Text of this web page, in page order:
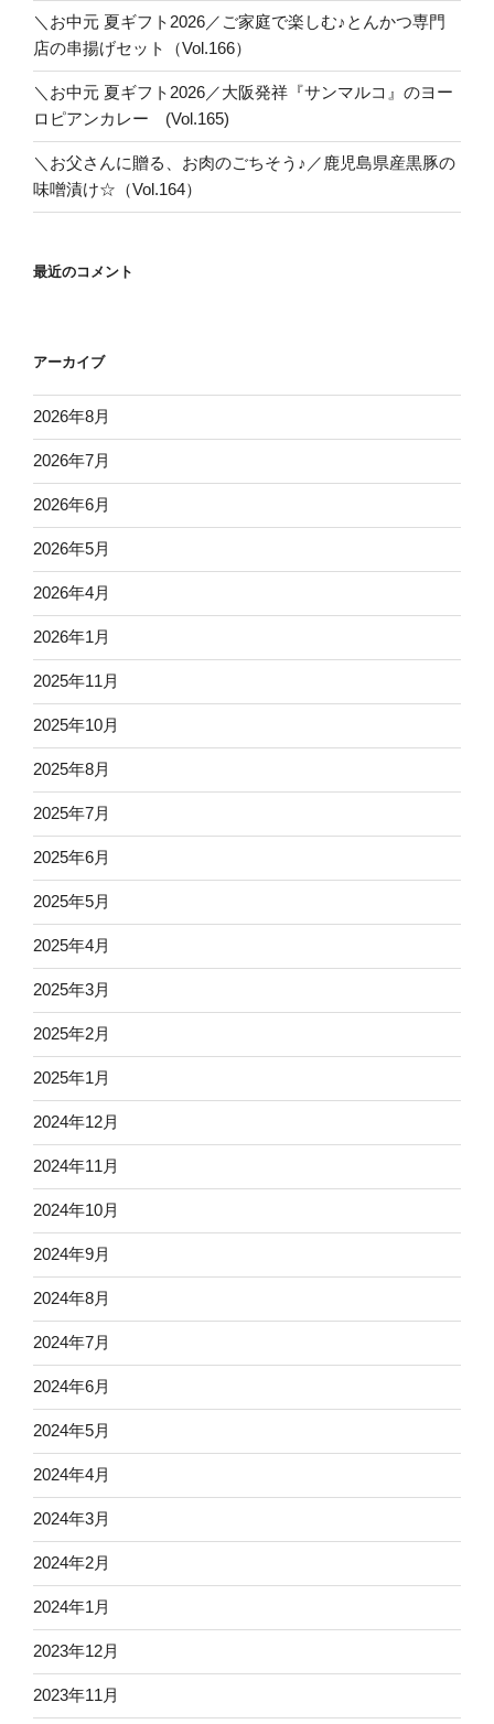
＼お中元 夏ギフト2026／ご家庭で楽しむ♪とんかつ専門
店の串揚げセット（Vol.166）
＼お中元 夏ギフト2026／大阪発祥『サンマルコ』のヨー
ロピアンカレー (Vol.165)
＼お父さんに贈る、お肉のごちそう♪／鹿児島県産黒豚の
味噌漬け☆（Vol.164）
最近のコメント
アーカイブ
2026年8月
2026年7月
2026年6月
2026年5月
2026年4月
2026年1月
2025年11月
2025年10月
2025年8月
2025年7月
2025年6月
2025年5月
2025年4月
2025年3月
2025年2月
2025年1月
2024年12月
2024年11月
2024年10月
2024年9月
2024年8月
2024年7月
2024年6月
2024年5月
2024年4月
2024年3月
2024年2月
2024年1月
2023年12月
2023年11月